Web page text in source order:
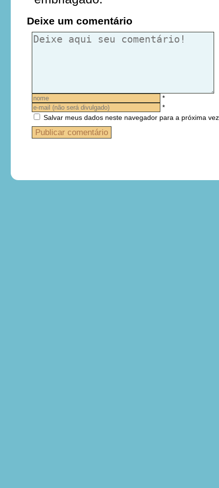
Deixe um comentário
*
*
Salvar meus dados neste navegador para a próxima